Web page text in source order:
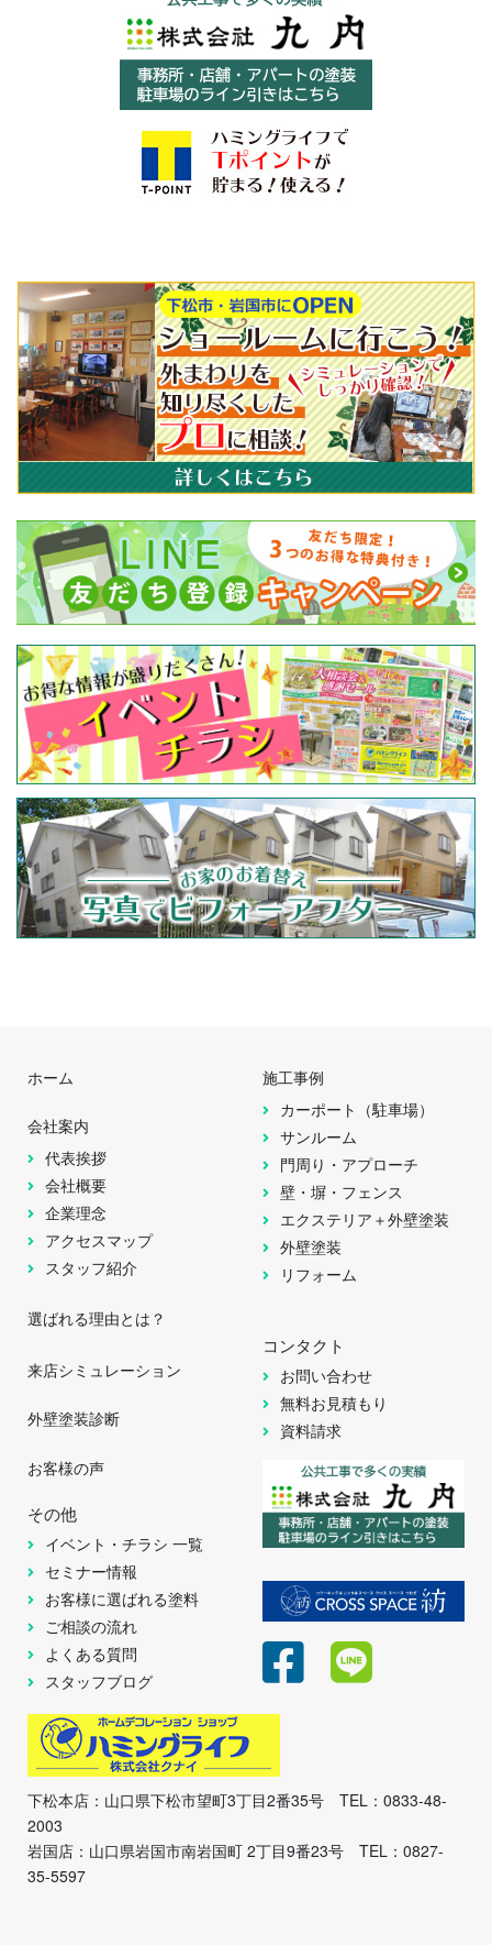
ホーム
会社案内
代表挨拶
会社概要
企業理念
アクセスマップ
スタッフ紹介
選ばれる理由とは？
施工事例
カーポート（駐車場）
サンルーム
門周り・アプローチ
壁・塀・フェンス
エクステリア＋外壁塗装
外壁塗装
リフォーム
来店シミュレーション
外壁塗装診断
お客様の声
その他
イベント・チラシ 一覧
セミナー情報
お客様に選ばれる塗料
ご相談の流れ
よくある質問
スタッフブログ
コンタクト
お問い合わせ
無料お見積もり
資料請求
下松本店：山口県下松市望町3丁目2番35号 TEL：0833-48-
2003
岩国店：山口県岩国市南岩国町 2丁目9番23号 TEL：0827-
35-5597